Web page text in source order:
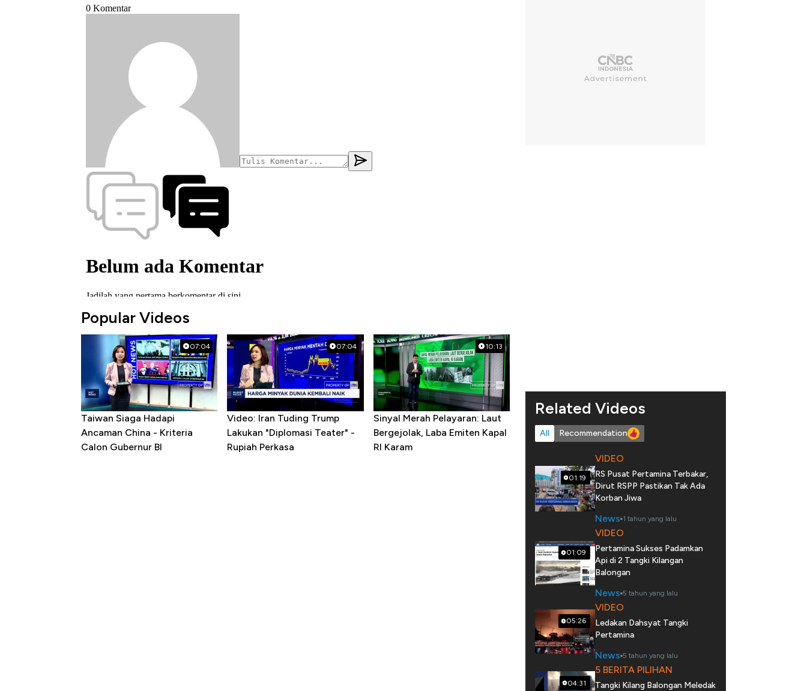
Popular Videos
07:04
Taiwan Siaga Hadapi
Ancaman China - Kriteria
Calon Gubernur BI
07:04
Video: Iran Tuding Trump
Lakukan "Diplomasi Teater" -
Rupiah Perkasa
10:13
Sinyal Merah Pelayaran: Laut
Bergejolak, Laba Emiten Kapal
RI Karam
Related Videos
All Recommendation
01:19
VIDEO
RS Pusat Pertamina Terbakar,
Dirut RSPP Pastikan Tak Ada
Korban Jiwa
News 1 tahun yang lalu
01:09
VIDEO
Pertamina Sukses Padamkan
Api di 2 Tangki Kilangan
Balongan
News 5 tahun yang lalu
05:26
VIDEO
Ledakan Dahsyat Tangki
Pertamina
News 5 tahun yang lalu
04:31
5 BERITA PILIHAN
Tangki Kilang Balongan Meledak